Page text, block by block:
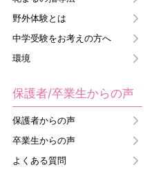
野外体験とは
中学受験をお考えの方へ
環境
保護者/卒業生からの声
保護者からの声
卒業生からの声
よくある質問